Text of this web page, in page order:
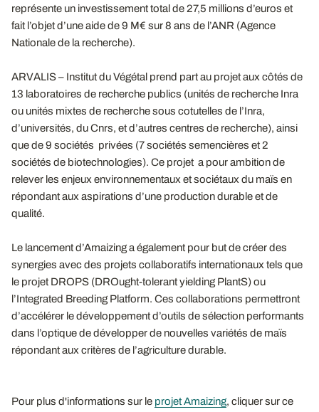
représente un investissement total de 27,5 millions d’euros et
fait l’objet d’une aide de 9 M€ sur 8 ans de l’ANR (Agence
Nationale de la recherche).
ARVALIS – Institut du Végétal prend part au projet aux côtés de
13 laboratoires de recherche publics (unités de recherche Inra
ou unités mixtes de recherche sous cotutelles de l’Inra,
d’universités, du Cnrs, et d’autres centres de recherche), ainsi
que de 9 sociétés privées (7 sociétés semencières et 2
sociétés de biotechnologies). Ce projet a pour ambition de
relever les enjeux environnementaux et sociétaux du maïs en
répondant aux aspirations d’une production durable et de
qualité.
Le lancement d’Amaizing a également pour but de créer des
synergies avec des projets collaboratifs internationaux tels que
le projet DROPS (DROught-tolerant yielding PlantS) ou
l’Integrated Breeding Platform. Ces collaborations permettront
d’accélérer le développement d’outils de sélection performants
dans l’optique de développer de nouvelles variétés de maïs
répondant aux critères de l’agriculture durable.
Pour plus d'informations sur le projet Amaizing, cliquer sur ce